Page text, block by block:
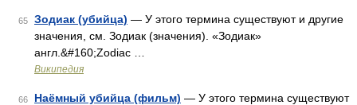
65 Зодиак (убийца) — У этого термина существуют и другие
значения, см. Зодиак (значения). «Зодиак»
англ.&#160;Zodiac …
Википедия
66 Наёмный убийца (фильм) — У этого термина существуют